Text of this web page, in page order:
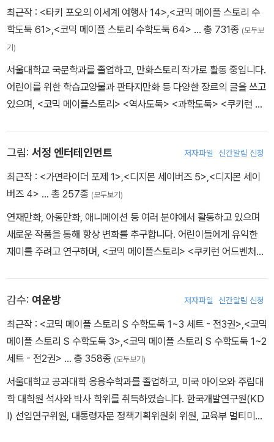
최근작 : <타키 포오의 이세계 여행사 14>,<코믹 메이플 스토리 수
학도둑 61>,<코믹 메이플 스토리 수학도둑 64> … 총 731종 (모두보
기)
서울대학교 국문학과를 졸업하고, 만화스토리 작가로 활동 중입니다.
어린이를 위한 학습교양물과 판타지만화 등 다양한 장르의 글을 쓰고
있으며, <코믹 메이플스토리> <역사도둑> <과학도둑> <쿠키런 어
그림: 서정 엔터테인먼트 저자파일 신간알림 신청
최근작 : <가면라이더 포제 1>,<디지몬 세이버즈 5>,<디지몬 세이
버즈 4> … 총 257종 (모두보기)
연재만화, 아동만화, 애니메이션 등 여러 분야에서 활동하고 있으며
새로운 작품을 통해 항상 변화를 추구합니다. 어린이들에게 유익한
재미를 주려고 연구하며, <코믹 메이플스토리> <쿠키런 어드벤처>
감수: 여운방 저자파일 신간알림 신청
최근작 : <코믹 메이플 스토리 S 수학도둑 1~3 세트 - 전3권>,<코믹
메이플 스토리 S 수학도둑 3>,<코믹 메이플 스토리 S 수학도둑 1~2
세트 - 전2권> … 총 358종 (모두보기)
서울대학교 공과대학 응용수학과를 졸업하고, 미국 아이오와 주립대
학 대학원 석사와 박사 학위를 취득하였습니다. 한국개발연구원(KD
I) 선임연구위원, 대통령자문 정책기획위원회 위원, 교육부 멀티미디